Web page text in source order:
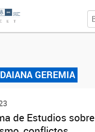
DAIANA GEREMIA
de Estudios sobre